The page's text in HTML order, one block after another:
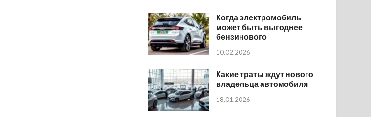
Когда электромобиль
может быть выгоднее
бензинового
10.02.2026
Какие траты ждут нового
владельца автомобиля
18.01.2026